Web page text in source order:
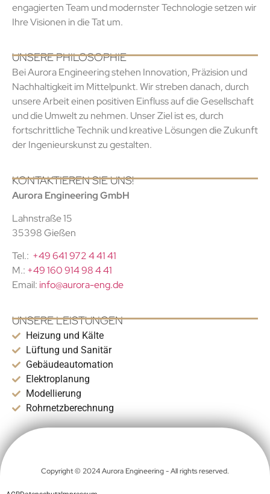
engagierten Team und modernster Technologie setzen wir
Ihre Visionen in die Tat um.
UNSERE PHILOSOPHIE
Bei Aurora Engineering stehen Innovation, Präzision und
Nachhaltigkeit im Mittelpunkt. Wir streben danach, durch
unsere Arbeit einen positiven Einfluss auf die Gesellschaft
und die Umwelt zu nehmen. Unser Ziel ist es, durch
fortschrittliche Technik und kreative Lösungen die Zukunft
der Ingenieurskunst zu gestalten.
KONTAKTIEREN SIE UNS!
Aurora Engineering GmbH
Lahnstraße 15
35398 Gießen
Tel.: +49 641 972 4 41 41
M.: +49 160 914 98 4 41
Email: info@aurora-eng.de
UNSERE LEISTUNGEN
Heizung und Kälte
Lüftung und Sanitär
Gebäudeautomation
Elektroplanung
Modellierung
Rohrnetzberechnung
Copyright © 2024 Aurora Engineering - All rights reserved.